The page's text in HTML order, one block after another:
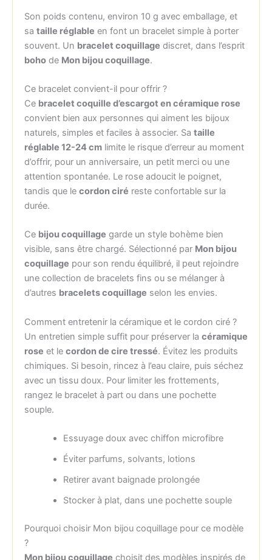
Son poids contenu, environ 10 g avec emballage, et
sa taille réglable en font un bracelet simple à porter
souvent. Un bracelet coquillage discret, dans l’esprit
bohode Mon bijou coquillage.
Ce bracelet convient-il pour offrir ?
Ce bracelet coquille d’escargot en céramique rose
convient bien aux personnes qui aiment les bijoux
naturels, simples et faciles à associer. Sa taille
réglable 12-24 cmlimite le risque d’erreur au moment
d’offrir, pour un anniversaire, un petit merci ou une
attention spontanée. Le rose adoucit le poignet,
tandis que le cordon ciré reste confortable sur la
durée.
Ce bijou coquillage garde un style bohème bien
visible, sans être chargé. Sélectionné par Mon bijou
coquillage pour son rendu équilibré, il peut rejoindre
une collection de bracelets fins ou se mélanger à
d’autres bracelets coquillage selon les envies.
Comment entretenir la céramique et le cordon ciré ?
Un entretien simple suffit pour préserver la céramique
rose et le cordon de cire tressé. Évitez les produits
chimiques. Si besoin, rincez à l’eau claire, puis séchez
avec un tissu doux. Pour limiter les frottements,
rangez le bracelet à part ou dans une pochette
souple.
Essuyage doux avec chiffon microfibre
Éviter parfums, solvants, lotions
Retirer avant baignade prolongée
Stocker à plat, dans une pochette souple
Pourquoi choisir Mon bijou coquillage pour ce modèle
?
Mon bijou coquillage choisit des modèles inspirés de